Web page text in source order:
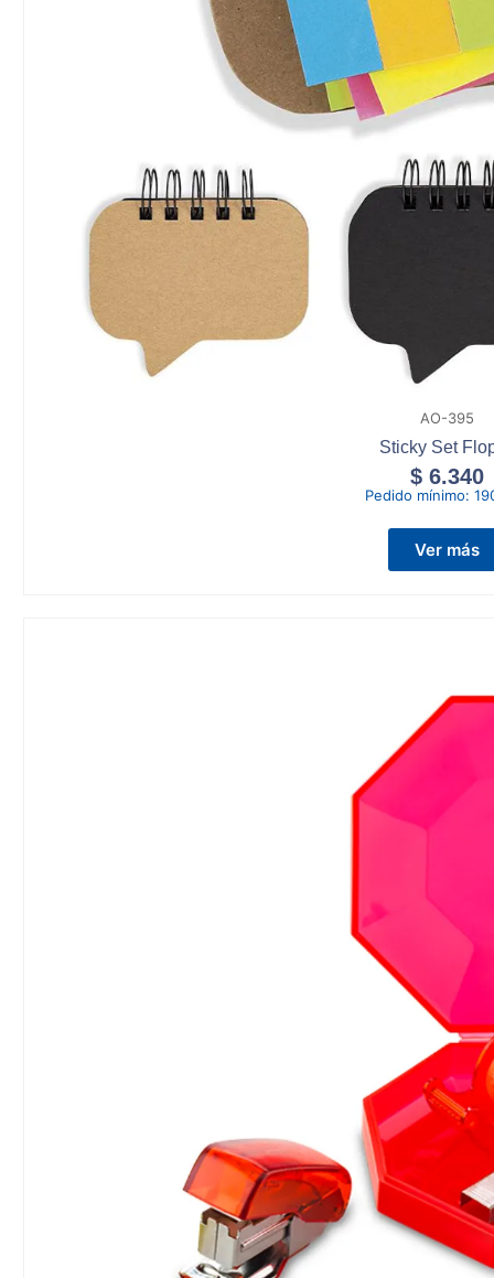
AO-395
Sticky Set
$ 6.340
Pedido mínimo:
Ver más